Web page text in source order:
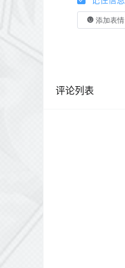
添加表情
评论列表